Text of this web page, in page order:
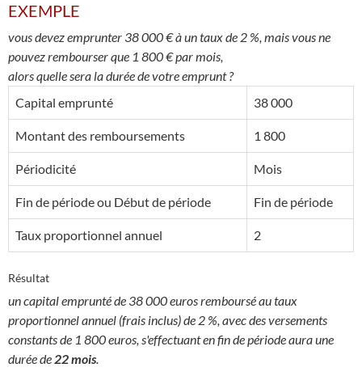
EXEMPLE
vous devez emprunter 38 000 € à un taux de 2 %, mais vous ne
pouvez rembourser que 1 800 € par mois,
alors quelle sera la durée de votre emprunt ?
Capital emprunté
38 000
Montant des remboursements 1 800
Périodicité Mois
Fin de période ou Début de période Fin de période
Taux proportionnel annuel 2
Résultat
un capital emprunté de 38 000 euros remboursé au taux
proportionnel annuel (frais inclus) de 2 %, avec des versements
constants de 1 800 euros, s'effectuant en fin de période aura une
durée de22 mois.